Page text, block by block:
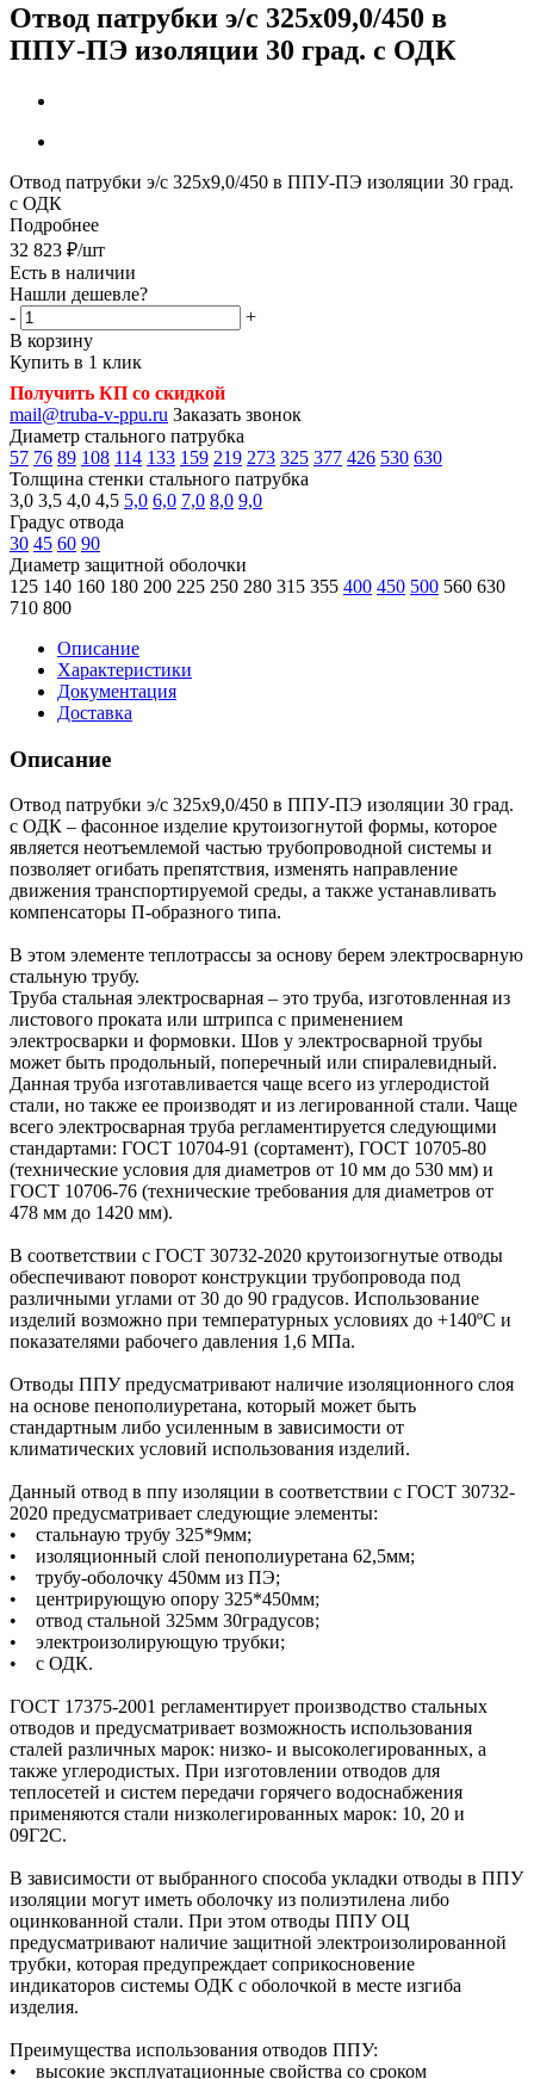
Отвод патрубки э/с 325х09,0/450 в
ППУ-ПЭ изоляции 30 град. с ОДК
Отвод патрубки э/с 325х9,0/450 в ППУ-ПЭ изоляции 30 град.
с ОДК
Подробнее
32 823 ₽/шт
Есть в наличии
Нашли дешевле?
-
+
В корзину
Купить в 1 клик
Получить КП со скидкой
mail@truba-v-ppu.ru Заказать звонок
Диаметр стального патрубка
57 76 89 108 114 133 159 219 273 325 377 426 530 630
Толщина стенки стального патрубка
3,0 3,5 4,0 4,5 5,0 6,0 7,0 8,0 9,0
Градус отвода
30 45 60 90
Диаметр защитной оболочки
125 140 160 180 200 225 250 280 315 355 400 450 500 560 630
710 800
Описание
Характеристики
Документация
Доставка
Описание
Отвод патрубки э/с 325х9,0/450 в ППУ-ПЭ изоляции 30 град.
с ОДК – фасонное изделие крутоизогнутой формы, которое
является неотъемлемой частью трубопроводной системы и
позволяет огибать препятствия, изменять направление
движения транспортируемой среды, а также устанавливать
компенсаторы П-образного типа.
В этом элементе теплотрассы за основу берем электросварную
стальную трубу.
Труба стальная электросварная – это труба, изготовленная из
листового проката или штрипса с применением
электросварки и формовки. Шов у электросварной трубы
может быть продольный, поперечный или спиралевидный.
Данная труба изготавливается чаще всего из углеродистой
стали, но также ее производят и из легированной стали. Чаще
всего электросварная труба регламентируется следующими
стандартами: ГОСТ 10704-91 (сортамент), ГОСТ 10705-80
(технические условия для диаметров от 10 мм до 530 мм) и
ГОСТ 10706-76 (технические требования для диаметров от
478 мм до 1420 мм).
В соответствии с ГОСТ 30732-2020 крутоизогнутые отводы
обеспечивают поворот конструкции трубопровода под
различными углами от 30 до 90 градусов. Использование
изделий возможно при температурных условиях до +140ºС и
показателями рабочего давления 1,6 МПа.
Отводы ППУ предусматривают наличие изоляционного слоя
на основе пенополиуретана, который может быть
стандартным либо усиленным в зависимости от
климатических условий использования изделий.
Данный отвод в ппу изоляции в соответствии с ГОСТ 30732-
2020 предусматривает следующие элементы:
• стальнаую трубу 325*9мм;
• изоляционный слой пенополиуретана 62,5мм;
• трубу-оболочку 450мм из ПЭ;
• центрирующую опору 325*450мм;
• отвод стальной 325мм 30градусов;
• электроизолирующую трубки;
• с ОДК.
ГОСТ 17375-2001 регламентирует производство стальных
отводов и предусматривает возможность использования
сталей различных марок: низко- и высоколегированных, а
также углеродистых. При изготовлении отводов для
теплосетей и систем передачи горячего водоснабжения
применяются стали низколегированных марок: 10, 20 и
09Г2С.
В зависимости от выбранного способа укладки отводы в ППУ
изоляции могут иметь оболочку из полиэтилена либо
оцинкованной стали. При этом отводы ППУ ОЦ
предусматривают наличие защитной электроизолированной
трубки, которая предупреждает соприкосновение
индикаторов системы ОДК с оболочкой в месте изгиба
изделия.
Преимущества использования отводов ППУ:
• высокие эксплуатационные свойства со сроком